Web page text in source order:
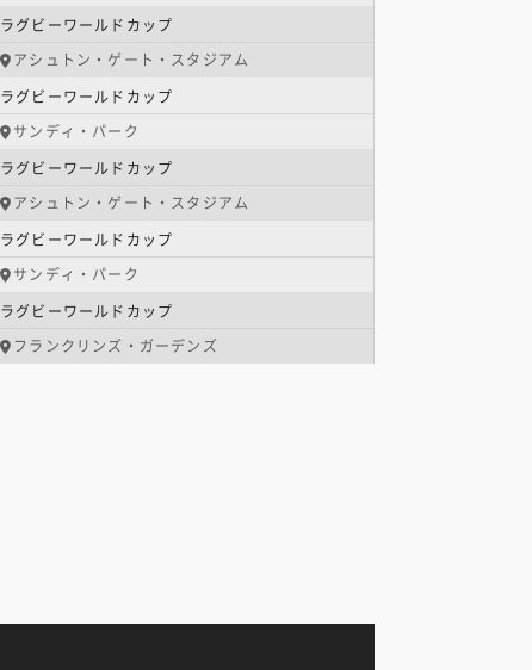
ラグビーワールドカップ
アシュトン・ゲート・スタジアム
ラグビーワールドカップ
サンディ・パーク
ラグビーワールドカップ
アシュトン・ゲート・スタジアム
ラグビーワールドカップ
サンディ・パーク
ラグビーワールドカップ
フランクリンズ・ガーデンズ